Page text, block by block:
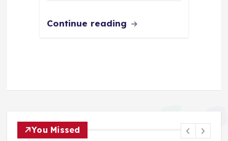
Continue reading
You Missed